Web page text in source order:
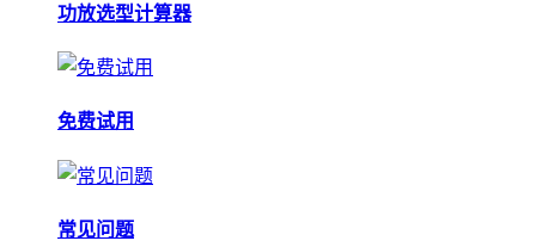
功放选型计算器
免费试用
常见问题